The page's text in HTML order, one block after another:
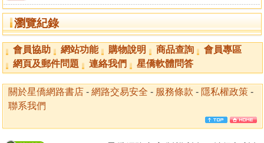
瀏覽紀錄
會員協助 網站功能 購物說明 商品查詢
會員專區
網頁及郵件問題
連絡我們 星僑軟體問答
關於星僑網路書店 - 網路交易安全 - 服務條款 - 隱私權政策 -
聯系我們